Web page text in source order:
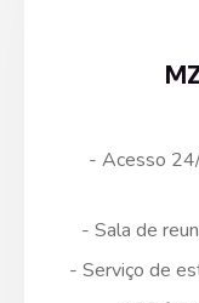
- Acesso
- Sala de
- Serviço de